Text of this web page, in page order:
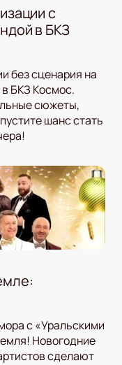
с
в БКЗ
без сценария на
БКЗ Космос.
сюжеты,
шанс стать
с «Уральскими
Новогодние
сделают